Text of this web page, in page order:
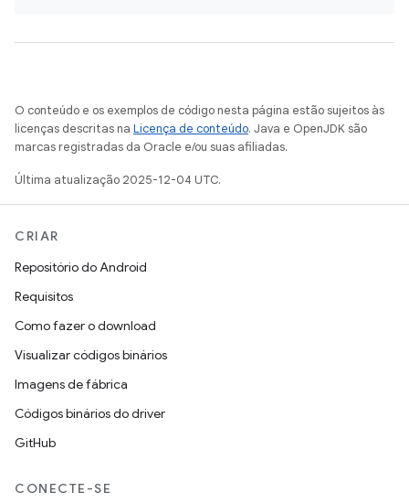
O conteúdo e os exemplos de código nesta página estão sujeitos às
licenças descritas na Licença de conteúdo. Java e OpenJDK são
marcas registradas da Oracle e/ou suas afiliadas.
Última atualização 2025-12-04 UTC.
CRIAR
Repositório do Android
Requisitos
Como fazer o download
Visualizar códigos binários
Imagens de fábrica
Códigos binários do driver
GitHub
CONECTE-SE